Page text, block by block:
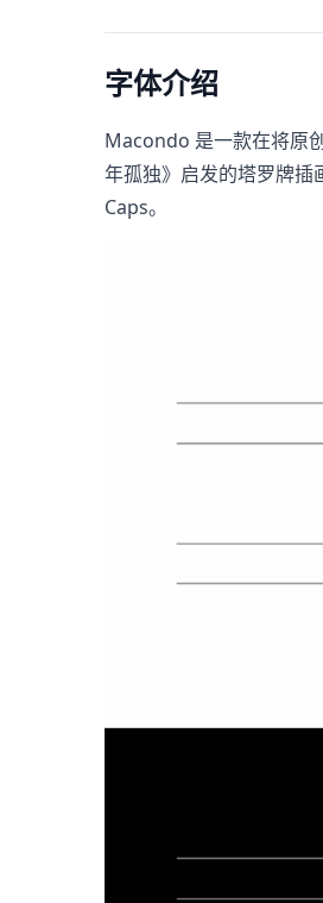
字体介绍
Macondo​ 是一款在将原
年孤独》启发的塔罗牌
Caps。